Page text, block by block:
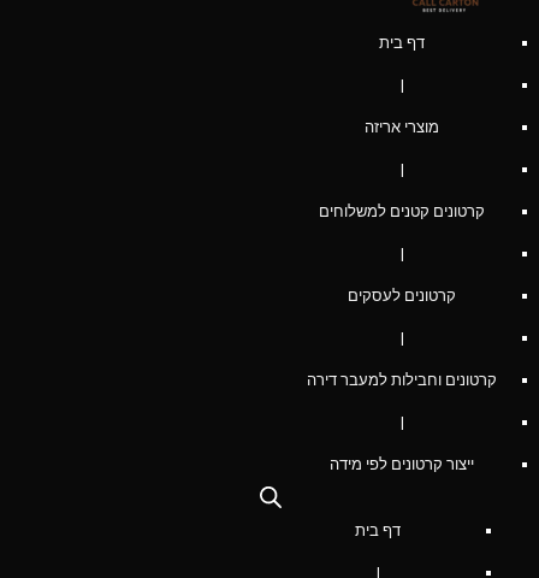
דף בית
|
מוצרי אריזה
|
קרטונים קטנים למשלוחים
|
קרטונים לעסקים
|
קרטונים וחבילות למעבר דירה
|
ייצור קרטונים לפי מידה
דף בית
|